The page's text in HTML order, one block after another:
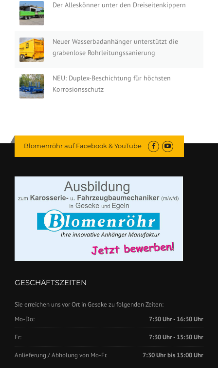
Der Alleskönner unter den Dreiseitenkippern
Neuer Wasserbadanhänger unterstützt die
grabenlose Rohrleitungssanierung
NEU: Duplex-Beschichtung für höchsten
Korrosionsschutz
Blomenröhr auf Facebook & YouTube
GESCHÄFTSZEITEN
Sie erreichen uns vor Ort in Geseke zu folgenden Zeiten:
Mo-Do:
7:30 Uhr - 16:30 Uhr
Fr: 7:30 Uhr - 15:30 Uhr
Anlieferung / Abholung von Mo-Fr. 7:30 Uhr bis 15:00 Uhr